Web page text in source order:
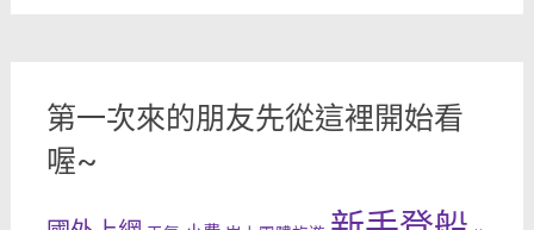
第一次來的朋友先從這裡開始看
喔~